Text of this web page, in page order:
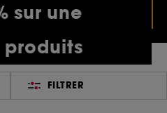
sur une
FILTRER